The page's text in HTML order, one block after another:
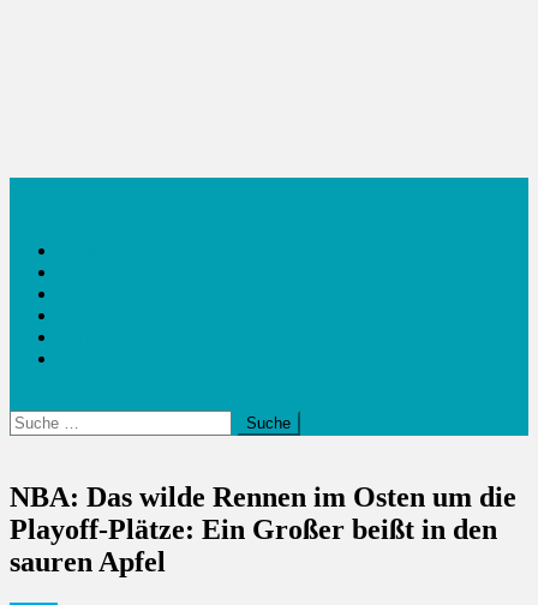
Suche
nach:
NBA: Das wilde Rennen im Osten um die
Playoff-Plätze: Ein Großer beißt in den
sauren Apfel